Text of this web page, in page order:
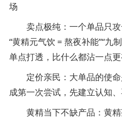
场
卖点极纯：一个单品只
“黄精元气饮 = 熬夜补能”“九
单点打透，比什么都沾一点
定价亲民：大单品的使命
成第一次尝试，先建立认知
黄精当下不缺产品：黄精